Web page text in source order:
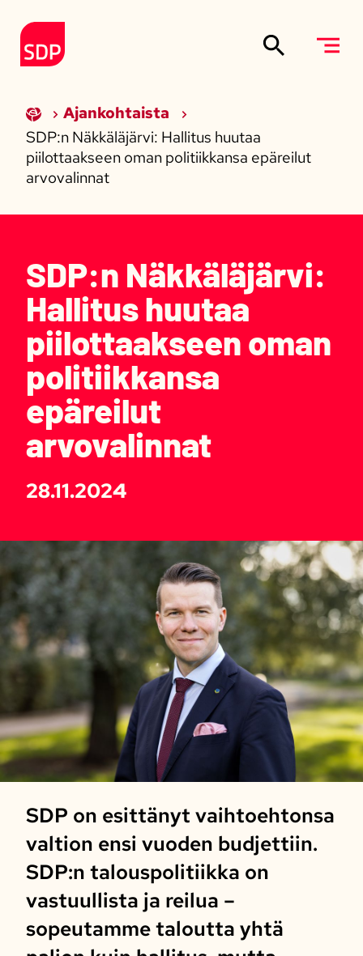
Etusivulle
Ajankohtaista
SDP:n Näkkäläjärvi: Hallitus huutaa
piilottaakseen oman politiikkansa epäreilut
arvovalinnat
SDP:n Näkkäläjärvi:
Hallitus huutaa
piilottaakseen oman
politiikkansa
epäreilut
arvovalinnat
28.11.2024
SDP on esittänyt vaihtoehtonsa
valtion ensi vuoden budjettiin.
SDP:n talouspolitiikka on
vastuullista ja reilua –
sopeutamme taloutta yhtä